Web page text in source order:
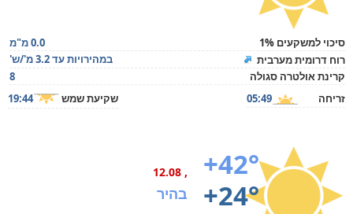
סיכוי למשקעים 1%
0.0 מ"מ
רוח דרומית מערבית
במהירויות עד 3.2 מ'/ש'
קרינת אולטרה סגולה
8
זריחה
05:49 שקיעת שמש 19:44
+42°
+24°
, 12.08
בהיר